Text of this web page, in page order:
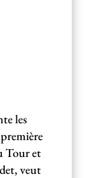
les
Tour et
veut